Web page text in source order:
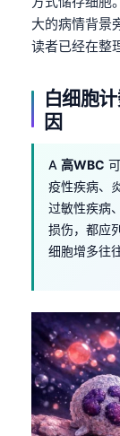
大的病情背景
读者已经在整
白细胞
因
A 高WBC
疫性疾病、
过敏性疾病
损伤，都应
细胞增多往